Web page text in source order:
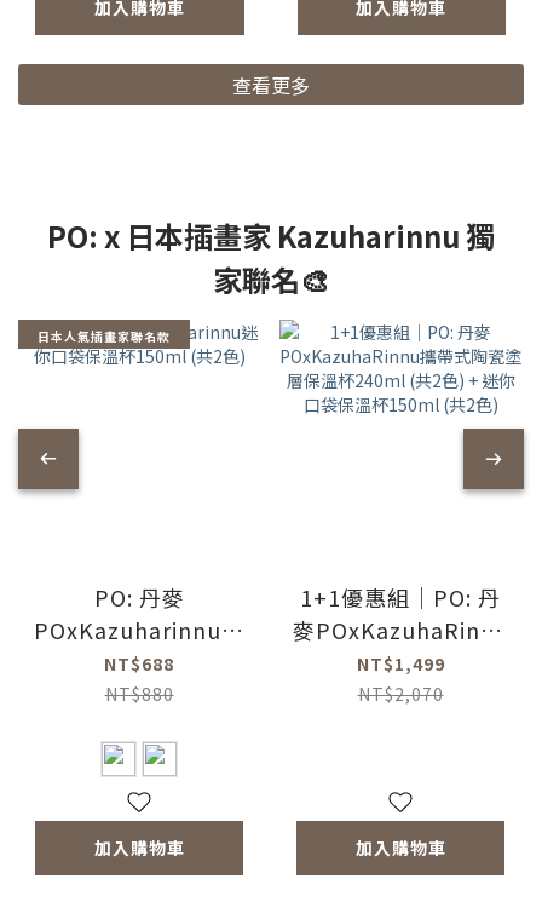
加入購物車 加入購物車
查看更多
PO: x 日本插畫家 Kazuharinnu 獨
家聯名🎨
日本人氣插畫家聯名款
PO: 丹麥
POxKazuharinnu迷
你口袋保溫杯150ml
(共2色)
NT$688
NT$880
加入購物車
1+1優惠組｜PO: 丹
麥POxKazuhaRinnu
攜帶式陶瓷塗層保溫
杯240ml (共2色) +
NT$1,499
NT$2,070
加入購物車